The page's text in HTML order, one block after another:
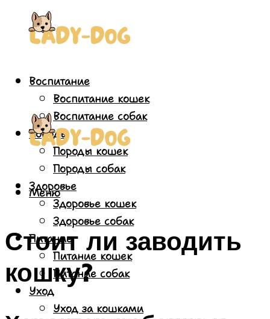
Воспитание
Воспитание кошек
Воспитание собак
Породы
Породы кошек
Породы собак
Здоровье
Здоровье кошек
Здоровье собак
Питание
Питание кошек
Питание собак
Уход
Уход за кошками
Меню
Стоит ли заводить
кошку?